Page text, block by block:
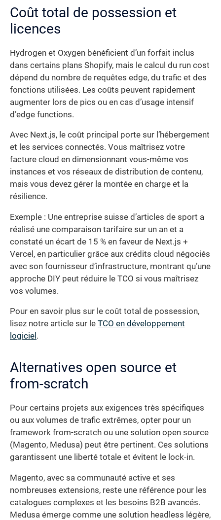
Coût total de possession et
licences
Hydrogen et Oxygen bénéficient d’un forfait inclus
dans certains plans Shopify, mais le calcul du run cost
dépend du nombre de requêtes edge, du trafic et des
fonctions utilisées. Les coûts peuvent rapidement
augmenter lors de pics ou en cas d’usage intensif
d’edge functions.
Avec Next.js, le coût principal porte sur l’hébergement
et les services connectés. Vous maîtrisez votre
facture cloud en dimensionnant vous-même vos
instances et vos réseaux de distribution de contenu,
mais vous devez gérer la montée en charge et la
résilience.
Exemple : Une entreprise suisse d’articles de sport a
réalisé une comparaison tarifaire sur un an et a
constaté un écart de 15 % en faveur de Next.js +
Vercel, en particulier grâce aux crédits cloud négociés
avec son fournisseur d’infrastructure, montrant qu’une
approche DIY peut réduire le TCO si vous maîtrisez
vos volumes.
Pour en savoir plus sur le coût total de possession,
lisez notre article sur le TCO en développement
logiciel .
Alternatives open source et
from-scratch
Pour certains projets aux exigences très spécifiques
ou aux volumes de trafic extrêmes, opter pour un
framework from-scratch ou une solution open source
(Magento, Medusa) peut être pertinent. Ces solutions
garantissent une liberté totale et évitent le lock-in.
Magento, avec sa communauté active et ses
nombreuses extensions, reste une référence pour les
catalogues complexes et les besoins B2B avancés.
Medusa émerge comme une solution headless légère,